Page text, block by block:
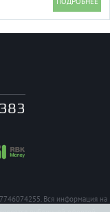
Вся информация на